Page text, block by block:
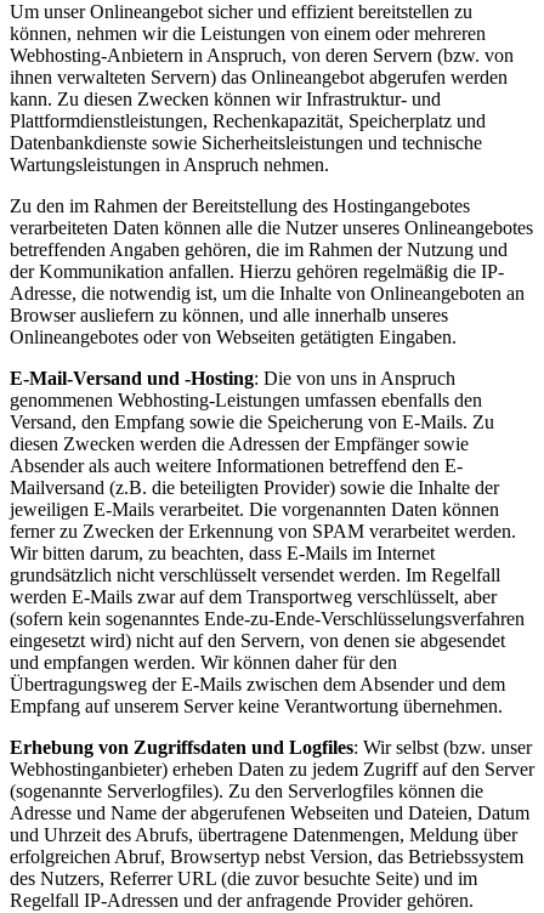
Um unser Onlineangebot sicher und effizient bereitstellen zu
können, nehmen wir die Leistungen von einem oder mehreren
Webhosting-Anbietern in Anspruch, von deren Servern (bzw. von
ihnen verwalteten Servern) das Onlineangebot abgerufen werden
kann. Zu diesen Zwecken können wir Infrastruktur- und
Plattformdienstleistungen, Rechenkapazität, Speicherplatz und
Datenbankdienste sowie Sicherheitsleistungen und technische
Wartungsleistungen in Anspruch nehmen.
Zu den im Rahmen der Bereitstellung des Hostingangebotes
verarbeiteten Daten können alle die Nutzer unseres Onlineangebotes
betreffenden Angaben gehören, die im Rahmen der Nutzung und
der Kommunikation anfallen. Hierzu gehören regelmäßig die IP-
Adresse, die notwendig ist, um die Inhalte von Onlineangeboten an
Browser ausliefern zu können, und alle innerhalb unseres
Onlineangebotes oder von Webseiten getätigten Eingaben.
E-Mail-Versand und -Hosting: Die von uns in Anspruch
genommenen Webhosting-Leistungen umfassen ebenfalls den
Versand, den Empfang sowie die Speicherung von E-Mails. Zu
diesen Zwecken werden die Adressen der Empfänger sowie
Absender als auch weitere Informationen betreffend den E-
Mailversand (z.B. die beteiligten Provider) sowie die Inhalte der
jeweiligen E-Mails verarbeitet. Die vorgenannten Daten können
ferner zu Zwecken der Erkennung von SPAM verarbeitet werden.
Wir bitten darum, zu beachten, dass E-Mails im Internet
grundsätzlich nicht verschlüsselt versendet werden. Im Regelfall
werden E-Mails zwar auf dem Transportweg verschlüsselt, aber
(sofern kein sogenanntes Ende-zu-Ende-Verschlüsselungsverfahren
eingesetzt wird) nicht auf den Servern, von denen sie abgesendet
und empfangen werden. Wir können daher für den
Übertragungsweg der E-Mails zwischen dem Absender und dem
Empfang auf unserem Server keine Verantwortung übernehmen.
Erhebung von Zugriffsdaten und Logfiles: Wir selbst (bzw. unser
Webhostinganbieter) erheben Daten zu jedem Zugriff auf den Server
(sogenannte Serverlogfiles). Zu den Serverlogfiles können die
Adresse und Name der abgerufenen Webseiten und Dateien, Datum
und Uhrzeit des Abrufs, übertragene Datenmengen, Meldung über
erfolgreichen Abruf, Browsertyp nebst Version, das Betriebssystem
des Nutzers, Referrer URL (die zuvor besuchte Seite) und im
Regelfall IP-Adressen und der anfragende Provider gehören.